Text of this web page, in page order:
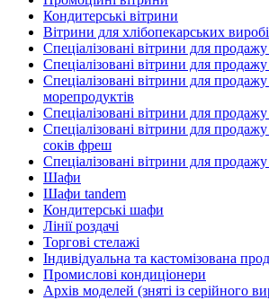
Кондитерські вітрини
Вітрини для хлібопекарських
Спеціалізовані вітрини для
Спеціалізовані вітрини для
Спеціалізовані вітрини для
морепродуктів
Спеціалізовані вітрини для продажу
Спеціалізовані вітрини для
соків фреш
Спеціалізовані вітрини для продажу
Шафи
Шафи tandem
Кондитерські шафи
Лінії роздачі
Торгові стелажі
Індивідуальна та кастомізована
Промислові кондиціонери
Архів моделей (зняті із серійного